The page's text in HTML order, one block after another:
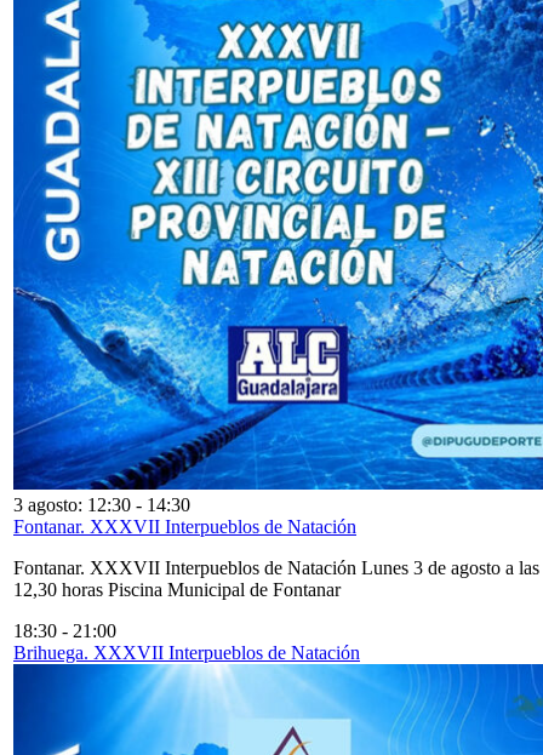
3 agosto: 12:30 - 14:30
Fontanar. XXXVII Interpueblos de Natación
Fontanar. XXXVII Interpueblos de Natación Lunes 3 de agosto a las
12,30 horas Piscina Municipal de Fontanar
18:30 - 21:00
Brihuega. XXXVII Interpueblos de Natación